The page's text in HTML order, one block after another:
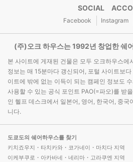
SOCIAL
Facebook Instagram
(주)오크 하우스는 1992년 창업한 쉐
본 사이트에 게재된 건물은 모두 오크하우스에
정보는 매 15분마다 갱신되어, 포털 사이트보
이트에 밖에 없는 이득이 되는 캠페인 정보도
사용할 수 있는 공식 포인트 PAO(=파오)를 받
인 헬프 데스크에서 일본어, 영어, 한국어, 중
니다.
도쿄도의 쉐어하우스를 찾기
키치죠우지・타치카와・코가네이・마치다 지역
이케부쿠로・아카바네・네리마・고라쿠엔 지역